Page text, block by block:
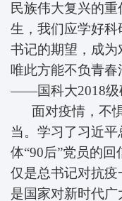
民族伟大复兴的
生，我们应学好
书记的期望，成为
唯此方能不负青春
——国科大2018级
面对疫情，不惧
当。学习了习近
体“90后”党员的
仅是总书记对抗
是国家对新时代